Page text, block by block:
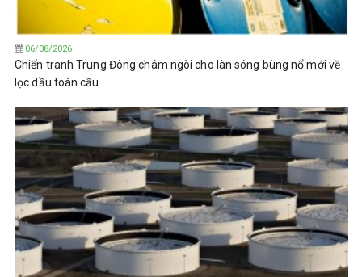
06/08/2026
Chiến tranh Trung Đông châm ngòi cho làn sóng bùng nổ mới về
lọc dầu toàn cầu.